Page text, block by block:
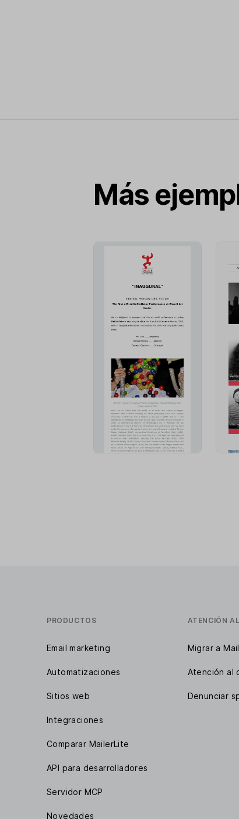
Más
PRODUCTOS
Email marketing
Automatizaciones
Sitios web
Integraciones
Comparar MailerLite
API para desarrolladores
Servidor MCP
Novedades
ATENCIÓN
Migrar a
Atención al
Denunciar